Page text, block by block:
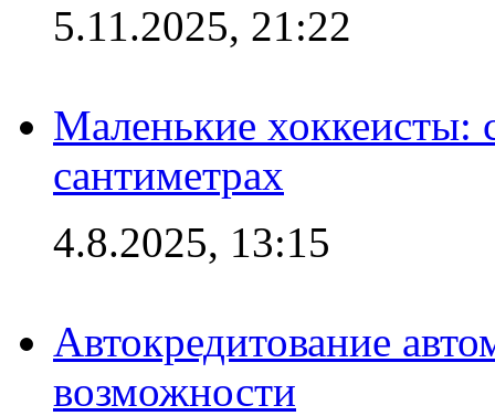
5.11.2025, 21:22
Маленькие хоккеисты:
сантиметрах
4.8.2025, 13:15
Автокредитование
возможности